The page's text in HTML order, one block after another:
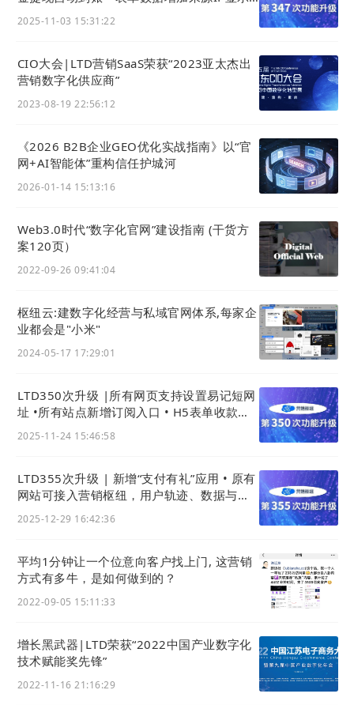
识别二维码或点击链接预览： https://20713.h5x.net/
五金加工/机械设备行业数字化 网站案例
致
不
凡
，
2025-11-03 15:31:22
CIO大会|LTD营销SaaS荣获“2023亚太杰出
营销数字化供应商”
2023-08-19 22:56:12
《2026 B2B企业GEO优化实战指南》以“官
网+AI智能体”重构信任护城河
2026-01-14 15:13:16
Web3.0时代“数字化官⽹”建设指南 (干货方
案120页）
2022-09-26 09:41:04
枢纽云:建数字化经营与私域官网体系,每家企
业都会是"小米"
2024-05-17 17:29:01
LTD350次升级 |所有网页支持设置易记短网
址 •所有站点新增订阅入口 • H5表单收款支
2025-11-24 15:46:58
LTD355次升级 | 新增“支付有礼”应用 • 原有
网站可接入营销枢纽，用户轨迹、数据与线
2025-12-29 16:42:36
平均1分钟让一个位意向客户找上门, 这营销
方式有多牛，是如何做到的？
2022-09-05 15:11:33
增长黑武器|LTD荣获“2022中国产业数字化
技术赋能奖先锋”
2022-11-16 21:16:29